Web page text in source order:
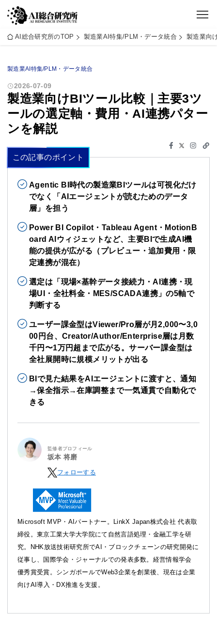
AI総合研究所のTOP 製造業AI特集/PLM・データ統合 製造業向
製造業AI特集/PLM・データ統合
2026-07-09
製造業向けBIツール比較｜主要3ツ
ールの選定軸・費用・AI連携パター
ンを解説
この記事のポイント
Agentic BI時代の製造業BIツールは可視化だけ
でなく「AIエージェントが読むためのデータ
層」を担う
Power BI Copilot・Tableau Agent・MotionB
oard AIウィジェットなど、主要BIで生成AI機
能の提供が広がる（プレビュー・追加費用・限
定連携が混在）
選定は「現場×基幹データ接続力・AI連携・現
場UI・全社料金・MES/SCADA連携」の5軸で
判断する
ユーザー課金型はViewer/Pro層が月2,000〜3,0
00円台、Creator/Author/Enterprise層は月数
千円〜1万円超まで広がる。サーバー課金型は
全社展開時に規模メリットが出る
BIで見た結果をAIエージェントに渡すと、通知
→保全指示→在庫調整まで一気通貫で自動化で
きる
監修者プロフィール
坂本 将磨
フォローする
Microsoft MVP・AIパートナー。LinkX Japan株式会社 代表取
締役。東京工業大学大学院にて自然言語処理・金融工学を研
究。NHK放送技術研究所でAI・ブロックチェーンの研究開発に
従事し、国際学会・ジャーナルでの発表多数。経営情報学会
優秀賞受賞。シンガポールでWeb3企業を創業後、現在は企業
向けAI導入・DX推進を支援。